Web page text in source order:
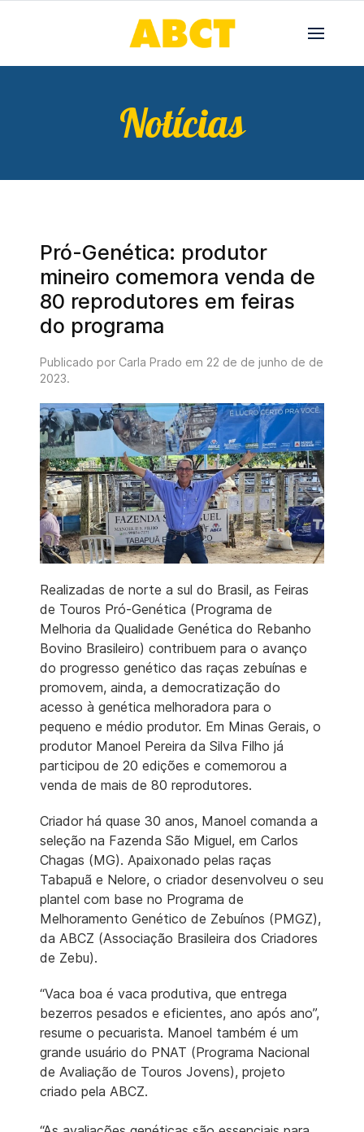
Notícias
Pró-Genética: produtor
mineiro comemora venda de
80 reprodutores em feiras
do programa
Publicado por Carla Prado em 22 de de junho de de
2023.
Realizadas de norte a sul do Brasil, as Feiras
de Touros Pró-Genética (Programa de
Melhoria da Qualidade Genética do Rebanho
Bovino Brasileiro) contribuem para o avanço
do progresso genético das raças zebuínas e
promovem, ainda, a democratização do
acesso à genética melhoradora para o
pequeno e médio produtor. Em Minas Gerais, o
produtor Manoel Pereira da Silva Filho já
participou de 20 edições e comemorou a
venda de mais de 80 reprodutores.
Criador há quase 30 anos, Manoel comanda a
seleção na Fazenda São Miguel, em Carlos
Chagas (MG). Apaixonado pelas raças
Tabapuã e Nelore, o criador desenvolveu o seu
plantel com base no Programa de
Melhoramento Genético de Zebuínos (PMGZ),
da ABCZ (Associação Brasileira dos Criadores
de Zebu).
“Vaca boa é vaca produtiva, que entrega
bezerros pesados e eficientes, ano após ano”,
resume o pecuarista. Manoel também é um
grande usuário do PNAT (Programa Nacional
de Avaliação de Touros Jovens), projeto
criado pela ABCZ.